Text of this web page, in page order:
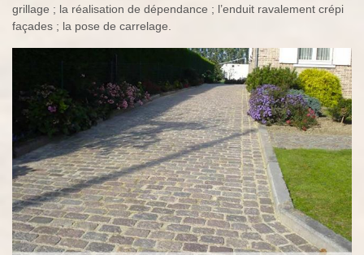
grillage ; la réalisation de dépendance ; l’enduit ravalement crépi
façades ; la pose de carrelage.